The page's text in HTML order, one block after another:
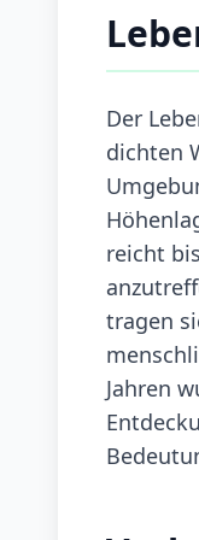
Der
dichten
reicht
tragen
Jahren